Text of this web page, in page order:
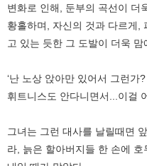
변화로 인해, 둔부의 곡선이 더
황홀하며, 자신의 것과 다르게,
고 있는 듯한 그 도발이 더욱 맘
‘난 노상 앉아만 있어서 그런가
휘트니스도 안다니면서...이걸
그녀는 그런 대사를 날릴때면
라, 늙은 할아버지들 한 손에